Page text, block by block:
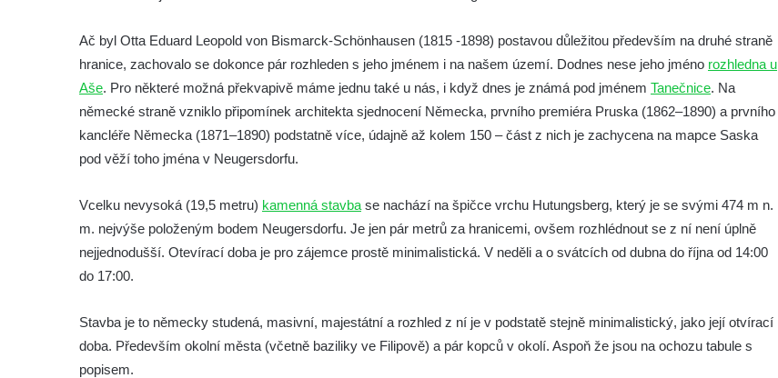
Vyhlídka u svatého Josefa v Zákupech
Ferdinandova vyhlídka u bývalého
čedičového lomu v Zákupech
Vyhlídka na konci Křížové cesty na
Křížovém vrchu ve Frýdlantu
Rozhledna Čáp v Adršpašsko-teplických
Vyhlídka pod Doubravskou horou v
Teplicích
Vyhlídka u Písečného vrchu v Teplicích
Vyhlídka Kaltenbergblick pod Weifbergem
Vyhlídka na vrchu Waitzdorfer Höhe u
Ač byl Otta Eduard Leopold von Bismarck-Schönhausen (1815 -1898) postavou důležitou především na druhé straně
hranice, zachovalo se dokonce pár rozhleden s jeho jménem i na našem území. Dodnes nese jeho jméno rozhledna u
Aše. Pro některé možná překvapivě máme jednu také u nás, i když dnes je známá pod jménem Tanečnice. Na
německé straně vzniklo připomínek architekta sjednocení Německa, prvního premiéra Pruska (1862–1890) a prvního
kancléře Německa (1871–1890) podstatně více, údajně až kolem 150 – část z nich je zachycena na mapce Saska
pod věží toho jména v Neugersdorfu.
Vcelku nevysoká (19,5 metru) kamenná stavba se nachází na špičce vrchu Hutungsberg, který je se svými 474 m n.
m. nejvýše položeným bodem Neugersdorfu. Je jen pár metrů za hranicemi, ovšem rozhlédnout se z ní není úplně
nejjednodušší. Otevírací doba je pro zájemce prostě minimalistická. V neděli a o svátcích od dubna do října od 14:00
do 17:00.
Stavba je to německy studená, masivní, majestátní a rozhled z ní je v podstatě stejně minimalistický, jako její otvírací
doba. Především okolní města (včetně baziliky ve Filipově) a pár kopců v okolí. Aspoň že jsou na ochozu tabule s
popisem.